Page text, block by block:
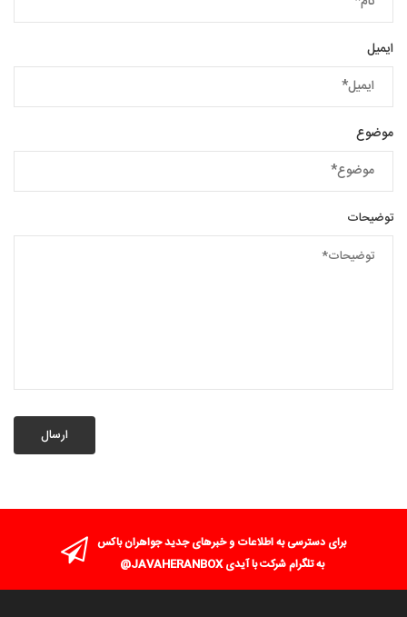
ایمیل
موضوع
توضیحات
ارسال
برای دسترسی به اطلاعات و خبرهای جدید جواهران باکس
به تلگرام شرکت با آیدی JAVAHERANBOX@